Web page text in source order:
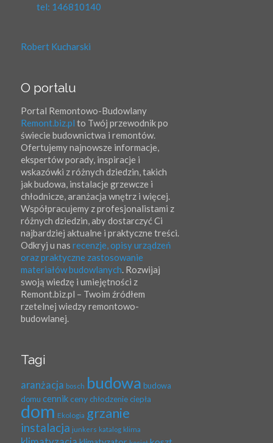
tel: 146810140
Robert Kucharski
O portalu
Portal Remontowo-Budowlany
Remont.biz.pl to Twój przewodnik po
świecie budownictwa i remontów.
Ofertujemy najnowsze informacje,
ekspertów porady, inspiracje i
wskazówki z różnych dziedzin, takich
jak budowa, instalacje grzewcze i
chłodnicze, aranżacja wnętrz i więcej.
Współpracujemy z profesjonalistami z
różnych dziedzin, aby dostarczyć Ci
najbardziej aktualne i praktyczne treści.
Odkryj u nas recenzje, opisy urządzeń
oraz praktyczne zastosowanie
materiałów budowlanych. Rozwijaj
swoją wiedzę i umiejętności z
Remont.biz.pl – Twoim źródłem
rzetelnej wiedzy remontowo-
budowlanej.
Tagi
aranżacja bosch budowa budowa
domu cennik ceny chłodzenie ciepła
dom Ekologia grzanie
instalacja junkers katalog klima